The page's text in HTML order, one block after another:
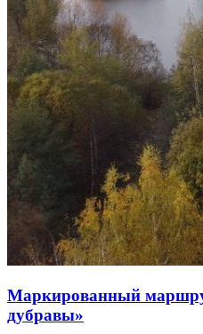
Маркированный
дубравы»